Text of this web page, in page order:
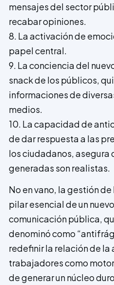
mensajes del sector
recabar opiniones.
8. La activación de
papel central.
9. La conciencia del
snack de los públicos,
informaciones de
medios.
10. La capacidad de
de dar respuesta a las
los ciudadanos, asegura
generadas son realistas.
No en vano, la gestión
pilar esencial de un
comunicación pública,
denominó como
redefinir la relación de la
trabajadores como
de generar un núcleo